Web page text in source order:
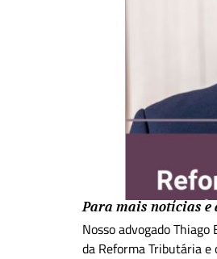
Para mais notícias e
Nosso advogadoThiago
da Reforma Tributária e